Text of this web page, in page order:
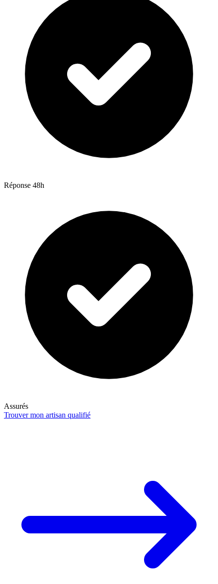
Réponse 48h
Assurés
Trouver mon artisan qualifié